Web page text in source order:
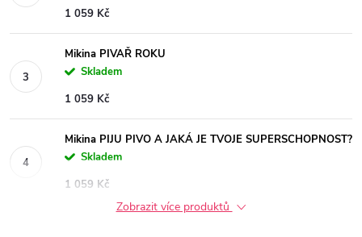
1 059 Kč
Mikina PIVAŘ ROKU
Skladem
1 059 Kč
Mikina PIJU PIVO A JAKÁ JE TVOJE SUPERSCHOPNOST?
Skladem
1 059 Kč
Zobrazit více produktů